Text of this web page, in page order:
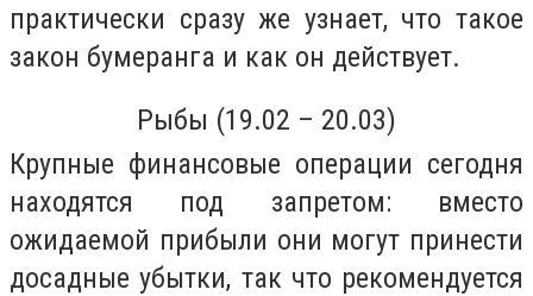
практически сразу же узнает, что такое
закон бумеранга и как он действует.
Рыбы (19.02 – 20.03)
Крупные финансовые операции сегодня
находятся под запретом: вместо
ожидаемой прибыли они могут принести
досадные убытки, так что рекомендуется